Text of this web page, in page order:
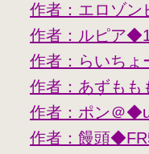
作者：エロゾ
作者：ルピア
作者：らいち
作者：あずも
作者：ポン＠
作者：饅頭